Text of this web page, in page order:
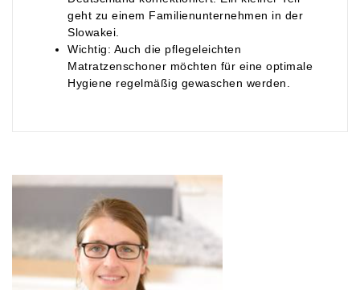
geht zu einem Familienunternehmen in der
Slowakei.
Wichtig: Auch die pflegeleichten
Matratzenschoner möchten für eine optimale
Hygiene regelmäßig gewaschen werden.